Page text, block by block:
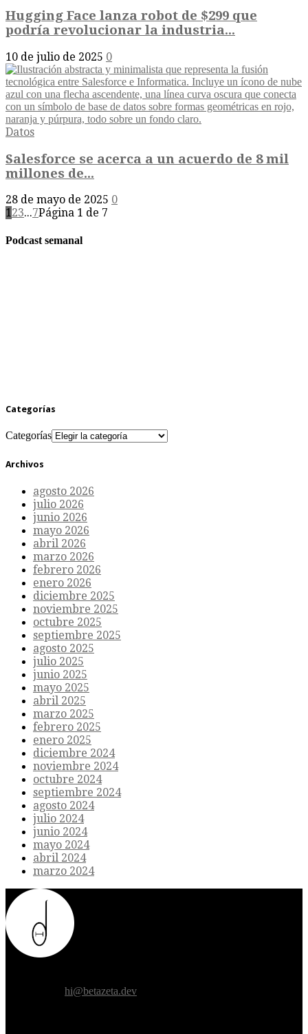
Hugging Face lanza robot de $299 que
podría revolucionar la industria...
10 de julio de 2025 0
Datos
Salesforce se acerca a un acuerdo de 8 mil
millones de...
28 de mayo de 2025 0
123...7Página 1 de 7
Podcast semanal
Categorías
Categorías
Archivos
agosto 2026
julio 2026
junio 2026
mayo 2026
abril 2026
marzo 2026
febrero 2026
enero 2026
diciembre 2025
noviembre 2025
octubre 2025
septiembre 2025
agosto 2025
julio 2025
junio 2025
mayo 2025
abril 2025
marzo 2025
febrero 2025
enero 2025
diciembre 2024
noviembre 2024
octubre 2024
septiembre 2024
agosto 2024
julio 2024
junio 2024
mayo 2024
abril 2024
marzo 2024
hi@betazeta.dev